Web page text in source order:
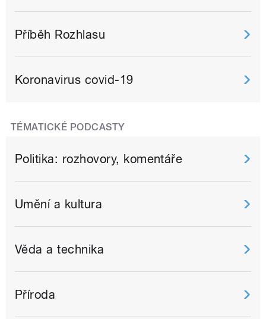
Příběh Rozhlasu
Koronavirus covid-19
TÉMATICKÉ PODCASTY
Politika: rozhovory, komentáře
Umění a kultura
Věda a technika
Příroda